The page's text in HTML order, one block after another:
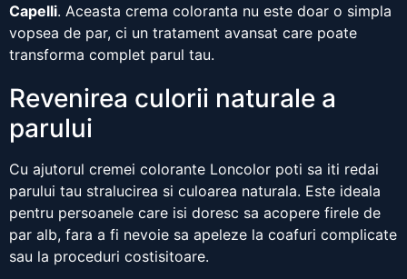
Capelli. Aceasta crema coloranta nu este doar o simpla
vopsea de par, ci un tratament avansat care poate
transforma complet parul tau.
Revenirea culorii naturale a
parului
Cu ajutorul cremei colorante Loncolor poti sa iti redai
parului tau stralucirea si culoarea naturala. Este ideala
pentru persoanele care isi doresc sa acopere firele de
par alb, fara a fi nevoie sa apeleze la coafuri complicate
sau la proceduri costisitoare.